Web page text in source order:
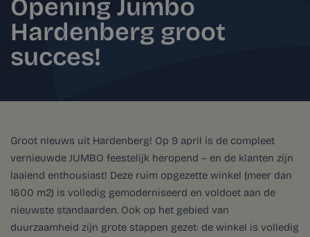
Opening Jumbo
Hardenberg groot
succes!
Groot nieuws uit Hardenberg! Op 9 april is de compleet
vernieuwde JUMBO feestelijk heropend – en de klanten zijn
laaiend enthousiast! Deze ruim opgezette winkel (meer dan
1600 m2) is volledig gemoderniseerd en voldoet aan de
nieuwste standaarden. Ook op het gebied van
duurzaamheid zijn grote stappen gezet: de winkel is volledig